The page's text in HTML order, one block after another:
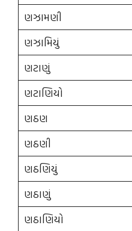
ણઝામણી
ણઝામિયું
ણટાણું
ણટાણિયો
ણઠણ
ણઠણી
ણઠણિયું
ણઠાણું
ણઠાણિયો